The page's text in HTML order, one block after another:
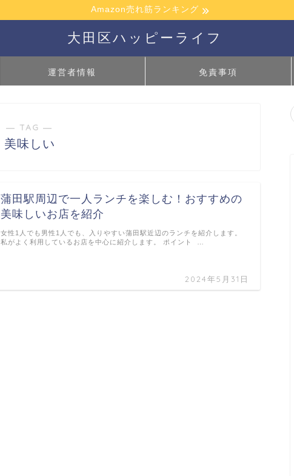
Amazon売れ筋ランキング
大田区ハッピーライフ
運営者情報 免責事項
― TAG ―
美味しい
蒲田駅周辺で一人ランチを楽しむ！おすすめの
美味しいお店を紹介
2024年5月31日
女性1人でも男性1人でも、入りやすい蒲田駅近辺のランチを紹介します。
私がよく利用しているお店を中心に紹介します。 ポイント …